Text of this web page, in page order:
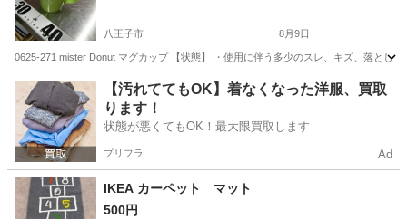
八王子市 8月9日
0625-271 mister Donut マグカップ 【状態】 ・使用に伴う多少のスレ、キズ、落とし
東京 八王子市 食器 現地
【汚れててもOK】着なくなった洋服、買取
ります！
状態が悪くてもOK！最大限買取します
プリフラ Ad
IKEA カーペット マット
500円